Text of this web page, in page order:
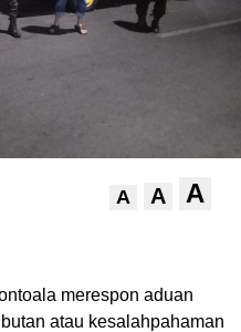
A A A
merespon aduan
atau kesalahpahaman